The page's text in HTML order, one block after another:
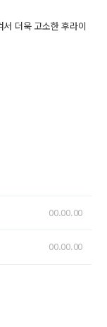
더욱 고소한 후라이
00.00.00
00.00.00